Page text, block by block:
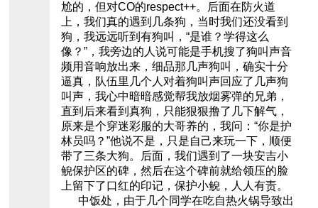
尬的，但对CO的respect++。后面在防火道
上，我们真的遇到几条狗，当时我们还没看到
狗，我远远听到有狗叫，“是谁？学得这么
像？”，我旁边的人说可能是手机搜了狗叫声音
频用音响放出来，细品那几声狗叫，确实十分
逼真，队伍里几个人对着狗叫声回应了几声狗
叫声，我心中暗暗感觉帮我放烟雾弹的兄弟，
直到后来看到真狗，只能狠狠撸了几下解气，
原来是个穿迷彩服的大哥养的，我问：“你是护
林员吗？”他说不是，只是自己来玩一下，顺便
带了三条大狗。后面，我们遇到了一块安吉小
鲵保护区的碑，然后在这个碑前就给领压的脸
上留下了口红的印记，保护小鲵，人人有责。
中饭处，由于几个同学在吃自热火锅导致出